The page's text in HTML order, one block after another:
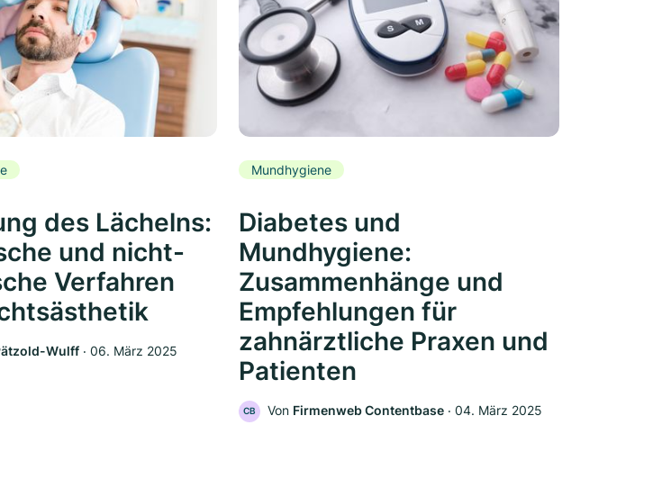
des Lächelns:
und nicht-
Verfahren
Wulff ‧ 06. März 2025
Mundhygiene
Diabetes und
Mundhygiene:
Zusammenhänge und
Empfehlungen für
zahnärztliche Praxen und
Patienten
CB Von Firmenweb Contentbase ‧ 04. März 2025